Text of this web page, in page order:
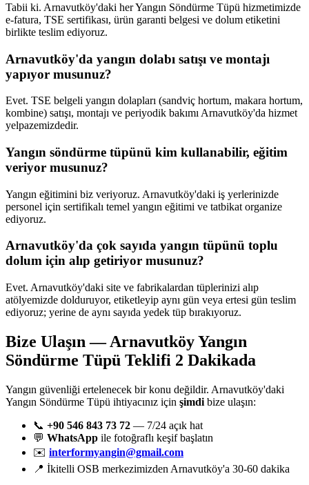
Tabii ki. Arnavutköy'daki her Yangın Söndürme Tüpü hizmetimizde
e-fatura, TSE sertifikası, ürün garanti belgesi ve dolum etiketini
birlikte teslim ediyoruz.
Arnavutköy'da yangın dolabı satışı ve montajı
yapıyor musunuz?
Evet. TSE belgeli yangın dolapları (sandviç hortum, makara hortum,
kombine) satışı, montajı ve periyodik bakımı Arnavutköy'da hizmet
yelpazemizdedir.
Yangın söndürme tüpünü kim kullanabilir, eğitim
veriyor musunuz?
Yangın eğitimini biz veriyoruz. Arnavutköy'daki iş yerlerinizde
personel için sertifikalı temel yangın eğitimi ve tatbikat organize
ediyoruz.
Arnavutköy'da çok sayıda yangın tüpünü toplu
dolum için alıp getiriyor musunuz?
Evet. Arnavutköy'daki site ve fabrikalardan tüplerinizi alıp
atölyemizde dolduruyor, etiketleyip aynı gün veya ertesi gün teslim
ediyoruz; yerine de aynı sayıda yedek tüp bırakıyoruz.
Bize Ulaşın — Arnavutköy Yangın
Söndürme Tüpü Teklifi 2 Dakikada
Yangın güvenliği ertelenecek bir konu değildir. Arnavutköy'daki
Yangın Söndürme Tüpü ihtiyacınız için şimdi bize ulaşın:
📞 +90 546 843 73 72 — 7/24 açık hat
💬 WhatsApp ile fotoğraflı keşif başlatın
✉️ interformyangin@gmail.com
📍 İkitelli OSB merkezimizden Arnavutköy'a 30-60 dakika